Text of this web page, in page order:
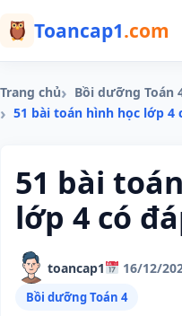
Toancap1.com
Trang chủ
Bồi dưỡng Toán
51 bài toán hình học lớp 4
51 bài
lớp 4 có
toancap1 16/12/
Bồi dưỡng Toán 4